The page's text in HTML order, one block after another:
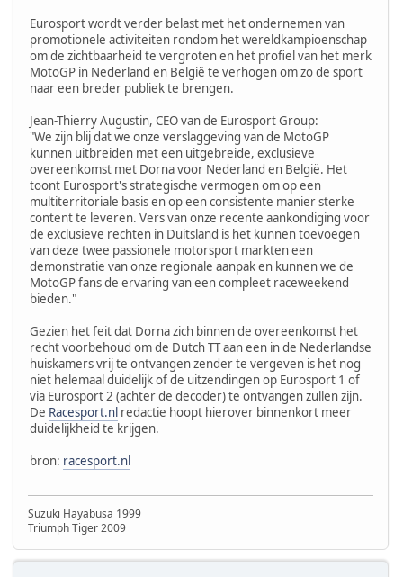
Eurosport wordt verder belast met het ondernemen van
promotionele activiteiten rondom het wereldkampioenschap
om de zichtbaarheid te vergroten en het profiel van het merk
MotoGP in Nederland en België te verhogen om zo de sport
naar een breder publiek te brengen.
Jean-Thierry Augustin, CEO van de Eurosport Group:
"We zijn blij dat we onze verslaggeving van de MotoGP
kunnen uitbreiden met een uitgebreide, exclusieve
overeenkomst met Dorna voor Nederland en België. Het
toont Eurosport's strategische vermogen om op een
multiterritoriale basis en op een consistente manier sterke
content te leveren. Vers van onze recente aankondiging voor
de exclusieve rechten in Duitsland is het kunnen toevoegen
van deze twee passionele motorsport markten een
demonstratie van onze regionale aanpak en kunnen we de
MotoGP fans de ervaring van een compleet raceweekend
bieden."
Gezien het feit dat Dorna zich binnen de overeenkomst het
recht voorbehoud om de Dutch TT aan een in de Nederlandse
huiskamers vrij te ontvangen zender te vergeven is het nog
niet helemaal duidelijk of de uitzendingen op Eurosport 1 of
via Eurosport 2 (achter de decoder) te ontvangen zullen zijn.
De Racesport.nl redactie hoopt hierover binnenkort meer
duidelijkheid te krijgen.
bron: racesport.nl
Suzuki Hayabusa 1999
Triumph Tiger 2009